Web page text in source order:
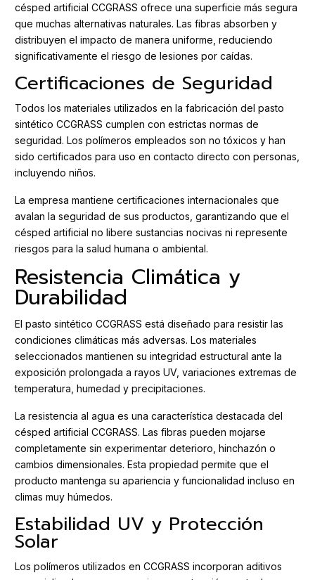
césped artificial CCGRASS ofrece una superficie más segura
que muchas alternativas naturales. Las fibras absorben y
distribuyen el impacto de manera uniforme, reduciendo
significativamente el riesgo de lesiones por caídas.
Certificaciones de Seguridad
Todos los materiales utilizados en la fabricación del pasto
sintético CCGRASS cumplen con estrictas normas de
seguridad. Los polímeros empleados son no tóxicos y han
sido certificados para uso en contacto directo con personas,
incluyendo niños.
La empresa mantiene certificaciones internacionales que
avalan la seguridad de sus productos, garantizando que el
césped artificial no libere sustancias nocivas ni represente
riesgos para la salud humana o ambiental.
Resistencia Climática y
Durabilidad
El pasto sintético CCGRASS está diseñado para resistir las
condiciones climáticas más adversas. Los materiales
seleccionados mantienen su integridad estructural ante la
exposición prolongada a rayos UV, variaciones extremas de
temperatura, humedad y precipitaciones.
La resistencia al agua es una característica destacada del
césped artificial CCGRASS. Las fibras pueden mojarse
completamente sin experimentar deterioro, hinchazón o
cambios dimensionales. Esta propiedad permite que el
producto mantenga su apariencia y funcionalidad incluso en
climas muy húmedos.
Estabilidad UV y Protección
Solar
Los polímeros utilizados en CCGRASS incorporan aditivos